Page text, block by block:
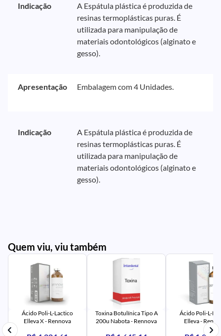
Indicação
A Espátula plástica é produzida de
resinas termoplásticas puras. É
utilizada para manipulação de
materiais odontológicos (alginato e
gesso).
Apresentação Embalagem com 4 Unidades.
Indicação
A Espátula plástica é produzida de
resinas termoplásticas puras. É
utilizada para manipulação de
materiais odontológicos (alginato e
gesso).
Quem viu, viu também
UR
Ácido Poli-L-Lactico
Elleva X - Rennova
Toxina Botulínica Tipo A
200u Nabota - Rennova
UR
Ácido Poli-L-
Elleva -